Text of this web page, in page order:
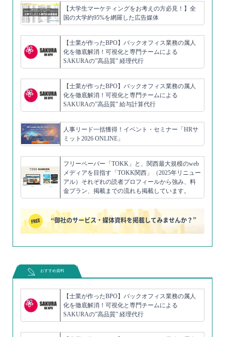
【大学生マーケティングをお考えの方必見！】全
国の大学約95%を網羅した広告媒体
【士業が作ったBPO】バックオフィス業務の属人
化を徹底解消！可視化と専門チームによる
SAKURAの”高品質” 経理代行
【士業が作ったBPO】バックオフィス業務の属人
化を徹底解消！可視化と専門チームによる
SAKURAの”高品質” 給与計算代行
人事リード一括獲得！イベント・セミナー「HRサ
ミット2026 ONLINE」
フリーペーパー「TOKK」と、関西最大規模のweb
メディアを目指す「TOKK関西」（2025年リニュー
アル）それぞれの読者プロフィールから強み、料
金プラン、掲載までの流れも掲載しています。
“御社のサービス・媒体資料を掲載してみませんか？”
おすすめ資料
【士業が作ったBPO】バックオフィス業務の属人
化を徹底解消！可視化と専門チームによる
SAKURAの”高品質” 経理代行